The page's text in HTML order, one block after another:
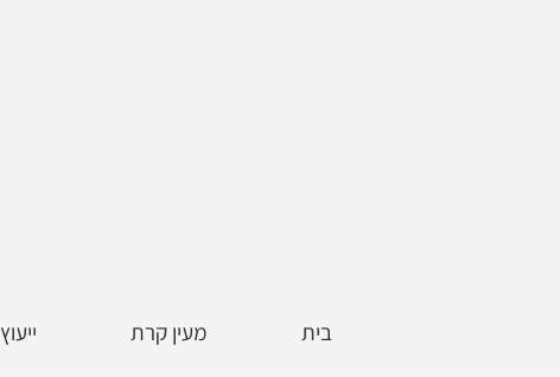
בית מעין קרת ייעוץ